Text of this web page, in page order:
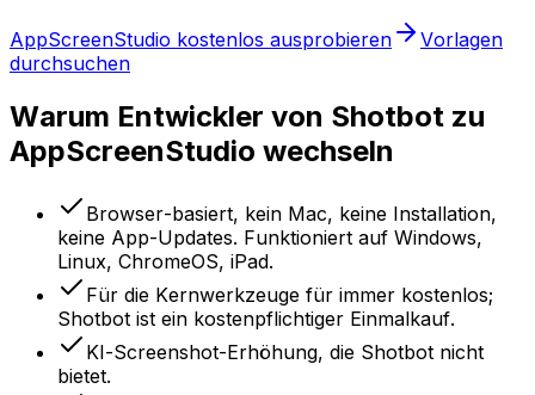
AppScreenStudio kostenlos ausprobieren
Vorlagen
durchsuchen
Warum Entwickler von Shotbot zu
AppScreenStudio wechseln
Browser-basiert, kein Mac, keine Installation,
keine App-Updates. Funktioniert auf Windows,
Linux, ChromeOS, iPad.
Für die Kernwerkzeuge für immer kostenlos;
Shotbot ist ein kostenpflichtiger Einmalkauf.
KI-Screenshot-Erhöhung, die Shotbot nicht
bietet.